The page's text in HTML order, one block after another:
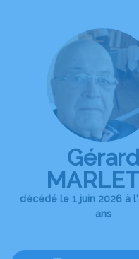
Gérard
décédé le 1 juin 2026 à
ans